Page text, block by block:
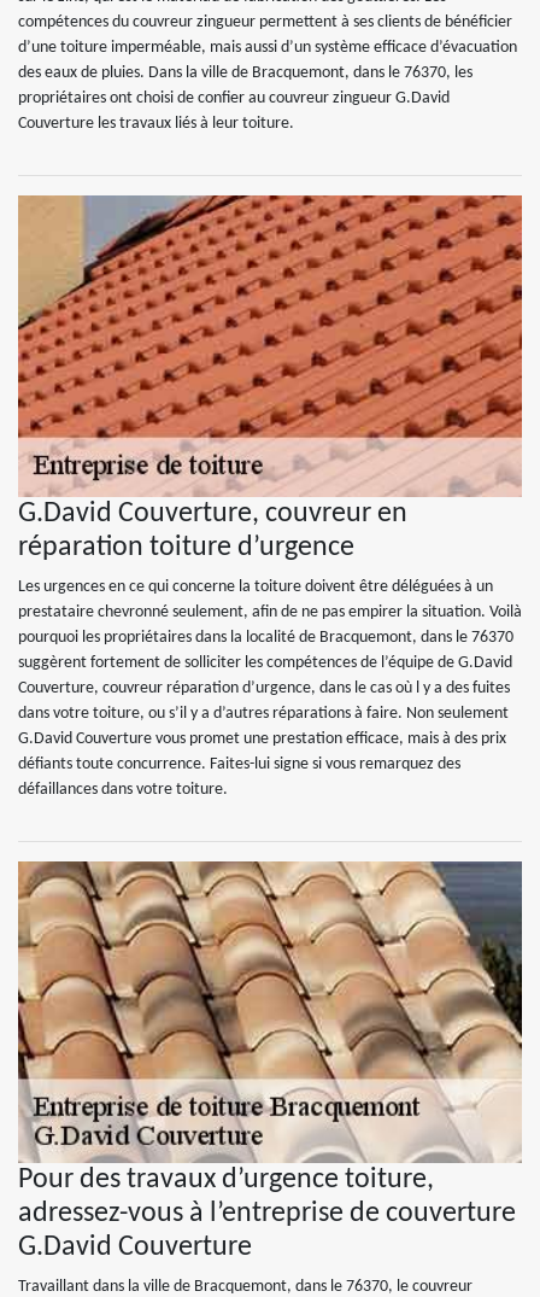
compétences du couvreur zingueur permettent à ses clients de bénéficier
d’une toiture imperméable, mais aussi d’un système efficace d’évacuation
des eaux de pluies. Dans la ville de Bracquemont, dans le 76370, les
propriétaires ont choisi de confier au couvreur zingueur G.David
Couverture les travaux liés à leur toiture.
G.David Couverture, couvreur en
réparation toiture d’urgence
Les urgences en ce qui concerne la toiture doivent être déléguées à un
prestataire chevronné seulement, afin de ne pas empirer la situation. Voilà
pourquoi les propriétaires dans la localité de Bracquemont, dans le 76370
suggèrent fortement de solliciter les compétences de l’équipe de G.David
Couverture, couvreur réparation d’urgence, dans le cas où l y a des fuites
dans votre toiture, ou s’il y a d’autres réparations à faire. Non seulement
G.David Couverture vous promet une prestation efficace, mais à des prix
défiants toute concurrence. Faites-lui signe si vous remarquez des
défaillances dans votre toiture.
Pour des travaux d’urgence toiture,
adressez-vous à l’entreprise de couverture
G.David Couverture
Travaillant dans la ville de Bracquemont, dans le 76370, le couvreur